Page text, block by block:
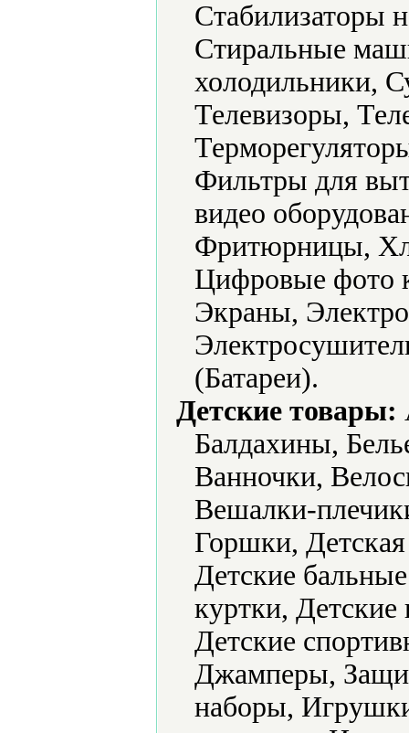
Стабилизаторы
Стиральные
холодильники,
Телевизоры,
Фильтры для
видео
Фритюрницы,
Цифровые фото
Экраны,
(Батареи).
Детские товары:
Балдахины,
Ванночки,
Вешалки-
Горшки,
Детские
куртки, Детские
Детские
Джамперы,
наборы,